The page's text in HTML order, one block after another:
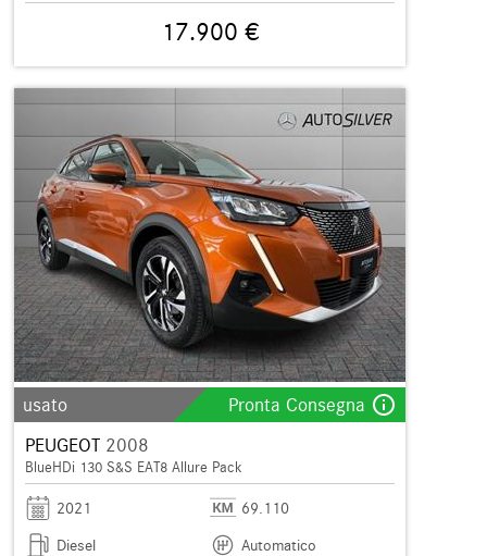
17.900 €
usato Pronta Consegna info_outline
PEUGEOT 2008
BlueHDi 130 S&S EAT8 Allure Pack
2021
69.110
Diesel
Automatico